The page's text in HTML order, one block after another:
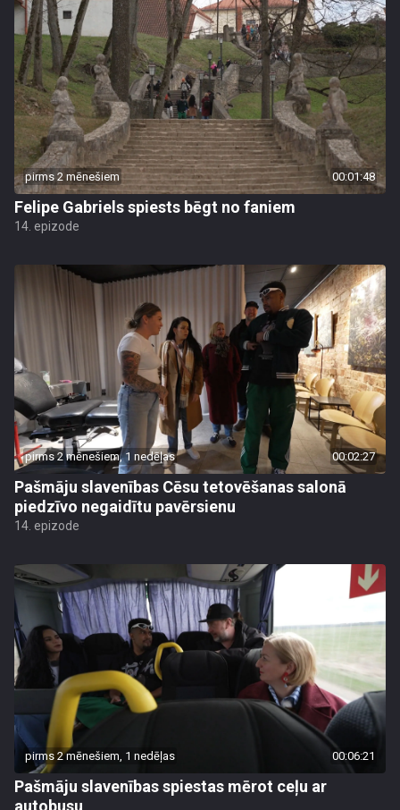
pirms 2 mēnešiem 00:01:48
Felipe Gabriels spiests bēgt no faniem
14. epizode
pirms 2 mēnešiem, 1 nedēļas 00:02:27
Pašmāju slavenības Cēsu tetovēšanas salonā
piedzīvo negaidītu pavērsienu
14. epizode
pirms 2 mēnešiem, 1 nedēļas 00:06:21
Pašmāju slavenības spiestas mērot ceļu ar
autobusu